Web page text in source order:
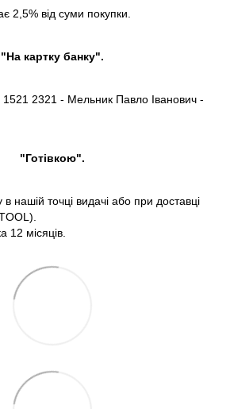
2,5% від суми покупки.
"На картку банку".
2321 - Мельник Павло Іванович -
"Готівкою".
нашій точці видачі або при доставці
12 місяців.